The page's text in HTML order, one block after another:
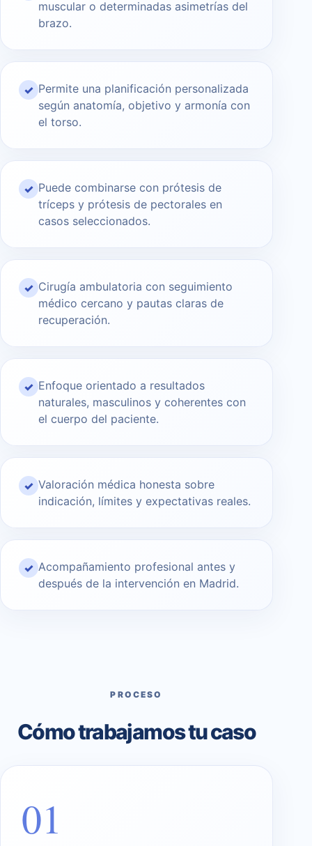
muscular o determinadas asimetrías del
brazo.
✓ Permite una planificación personalizada
según anatomía, objetivo y armonía con
el torso.
✓ Puede combinarse con prótesis de
tríceps y prótesis de pectorales en
casos seleccionados.
✓ Cirugía ambulatoria con seguimiento
médico cercano y pautas claras de
recuperación.
✓ Enfoque orientado a resultados
naturales, masculinos y coherentes con
el cuerpo del paciente.
✓ Valoración médica honesta sobre
indicación, límites y expectativas reales.
✓ Acompañamiento profesional antes y
después de la intervención en Madrid.
PROCESO
Cómo trabajamos tu caso
01